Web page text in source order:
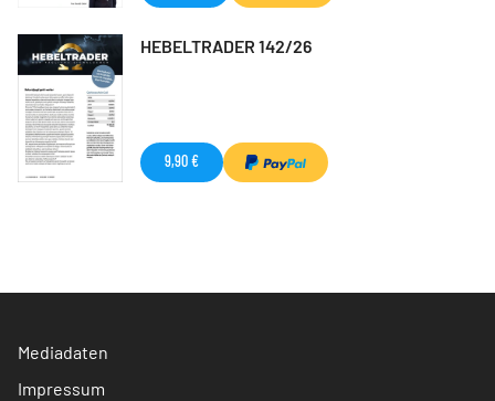
HEBELTRADER 142/26
9,90 €
Mediadaten
Impressum